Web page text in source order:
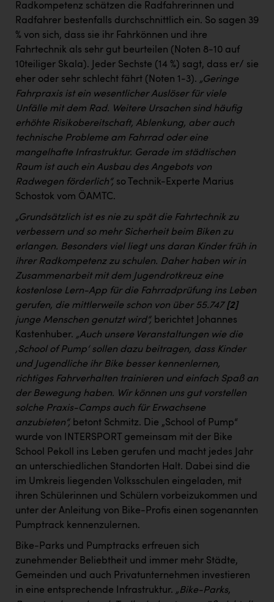
Radkompetenz schätzen die Radfahrerinnen und
Radfahrer bestenfalls durchschnittlich ein. So sagen 39
% von sich, dass sie ihr Fahrkönnen und ihre
Fahrtechnik als sehr gut beurteilen (Noten 8-10 auf
10teiliger Skala). Jeder Sechste (14 %) sagt, dass er/ sie
eher oder sehr schlecht fährt (Noten 1-3). „Geringe
Fahrpraxis ist ein wesentlicher Auslöser für viele
Unfälle mit dem Rad. Weitere Ursachen sind häufig
erhöhte Risikobereitschaft, Ablenkung, aber auch
technische Probleme am Fahrrad oder eine
mangelhafte Infrastruktur. Gerade im städtischen
Raum ist auch ein Ausbau des Angebots von
Radwegen förderlich“, so Technik-Experte Marius
Schostok vom ÖAMTC.
„Grundsätzlich ist es nie zu spät die Fahrtechnik zu
verbessern und so mehr Sicherheit beim Biken zu
erlangen. Besonders viel liegt uns daran Kinder früh in
ihrer Radkompetenz zu schulen. Daher haben wir in
Zusammenarbeit mit dem Jugendrotkreuz eine
kostenlose Lern-App für die Fahrradprüfung ins Leben
gerufen, die mittlerweile schon von über 55.747[2]
junge Menschen genutzt wird“, berichtet Johannes
Kastenhuber. „Auch unsere Veranstaltungen wie die
‚School of Pump‘ sollen dazu beitragen, dass Kinder
und Jugendliche ihr Bike besser kennenlernen,
richtiges Fahrverhalten trainieren und einfach Spaß an
der Bewegung haben. Wir können uns gut vorstellen
solche Praxis-Camps auch für Erwachsene
anzubieten“, betont Schmitz. Die „School of Pump“
wurde von INTERSPORT gemeinsam mit der Bike
School Pekoll ins Leben gerufen und macht jedes Jahr
an unterschiedlichen Standorten Halt. Dabei sind die
im Umkreis liegenden Volksschulen eingeladen, mit
ihren Schülerinnen und Schülern vorbeizukommen und
unter der Anleitung von Bike-Profis einen sogenannten
Pumptrack kennenzulernen.
Bike-Parks und Pumptracks erfreuen sich
zunehmender Beliebtheit und immer mehr Städte,
Gemeinden und auch Privatunternehmen investieren
in eine entsprechende Infrastruktur. „Bike-Parks,